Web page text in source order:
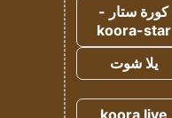
كورة ستار -
koora-star
يلا شوت
koora live